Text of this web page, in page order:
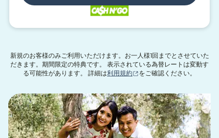
新規のお客様のみご利用いただけます。お一人様1回までとさせていた
だきます。期間限定の特典です。 表示されている為替レートは変動す
る可能性があります。 詳細は利用規約 （別ウィンドウで開きます
をご確認ください。